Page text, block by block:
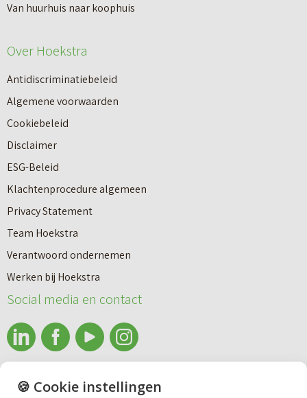
Nieuwbouw
Huren
Bedrijfsmakelaardij
Van huurhuis naar koophuis
Over Hoekstra
Antidiscriminatiebeleid
Algemene voorwaarden
Cookiebeleid
Disclaimer
ESG-Beleid
Klachtenprocedure algemeen
Privacy Statement
Team Hoekstra
Verantwoord ondernemen
Werken bij Hoekstra
Social media en contact
info@makelaardijhoekstra.nl
🍪 Cookie instellingen